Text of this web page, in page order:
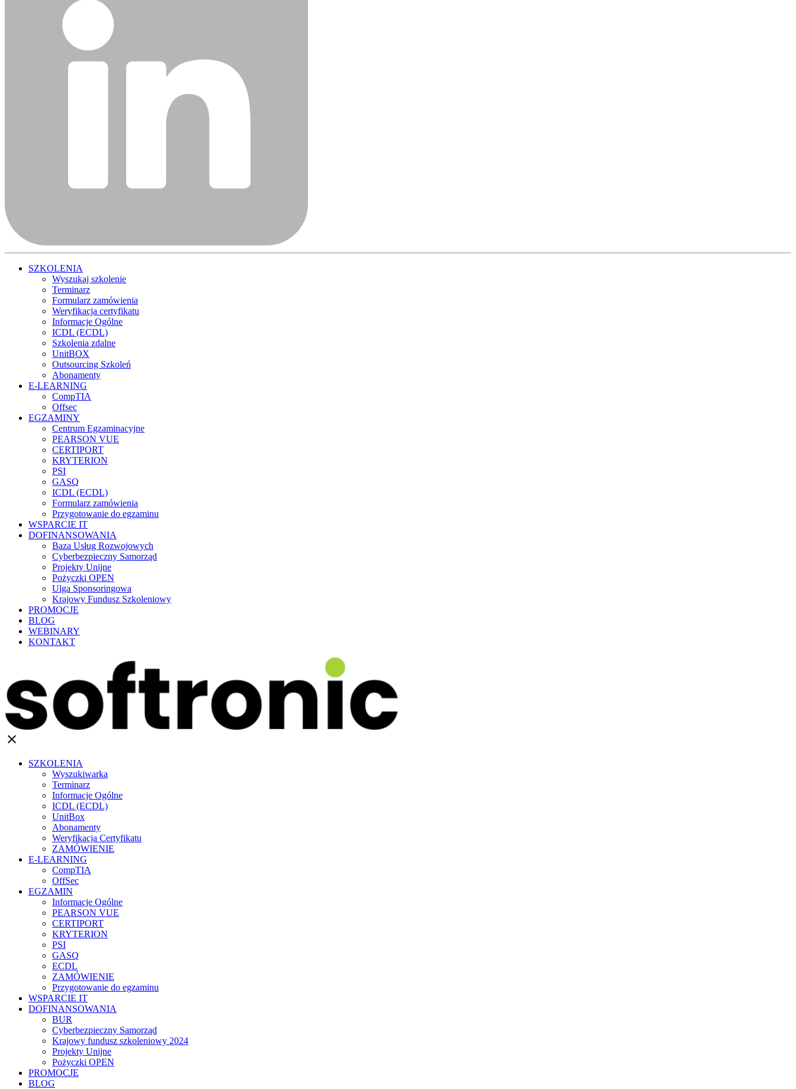
SZKOLENIA
Wyszukaj szkolenie
Terminarz
Formularz zamówienia
Weryfikacja certyfikatu
Informacje Ogólne
ICDL (ECDL)
Szkolenia zdalne
UnitBOX
Outsourcing Szkoleń
Abonamenty
E-LEARNING
CompTIA
Offsec
EGZAMINY
Centrum Egzaminacyjne
PEARSON VUE
CERTIPORT
KRYTERION
PSI
GASQ
ICDL (ECDL)
Formularz zamówienia
Przygotowanie do egzaminu
WSPARCIE IT
DOFINANSOWANIA
Baza Usług Rozwojowych
Cyberbezpieczny Samorząd
Projekty Unijne
Pożyczki OPEN
Ulga Sponsoringowa
Krajowy Fundusz Szkoleniowy
PROMOCJE
BLOG
WEBINARY
KONTAKT
clear
SZKOLENIA
Wyszukiwarka
Terminarz
Informacje Ogólne
ICDL (ECDL)
UnitBox
Abonamenty
Weryfikacja Certyfikatu
ZAMÓWIENIE
E-LEARNING
CompTIA
OffSec
EGZAMIN
Informacje Ogólne
PEARSON VUE
CERTIPORT
KRYTERION
PSI
GASQ
ECDL
ZAMÓWIENIE
Przygotowanie do egzaminu
WSPARCIE IT
DOFINANSOWANIA
BUR
Cyberbezpieczny Samorząd
Krajowy fundusz szkoleniowy 2024
Projekty Unijne
Pożyczki OPEN
PROMOCJE
BLOG